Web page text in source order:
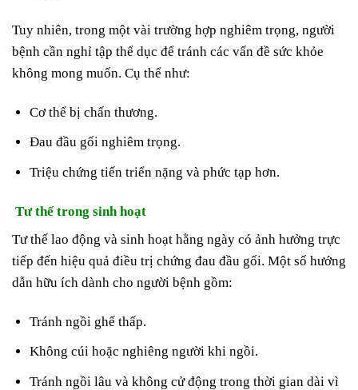
Tuy nhiên, trong một vài trường hợp nghiêm trọng, người
bệnh cần nghỉ tập thể dục để tránh các vấn đề sức khỏe
không mong muốn. Cụ thể như:
Cơ thể bị chấn thương.
Đau đầu gối nghiêm trọng.
Triệu chứng tiến triển nặng và phức tạp hơn.
Tư thế trong sinh hoạt
Tư thế lao động và sinh hoạt hằng ngày có ảnh hưởng trực
tiếp đến hiệu quả điều trị chứng đau đầu gối. Một số hướng
dẫn hữu ích dành cho người bệnh gồm:
Tránh ngồi ghế thấp.
Không cúi hoặc nghiêng người khi ngồi.
Tránh ngồi lâu và không cử động trong thời gian dài vì